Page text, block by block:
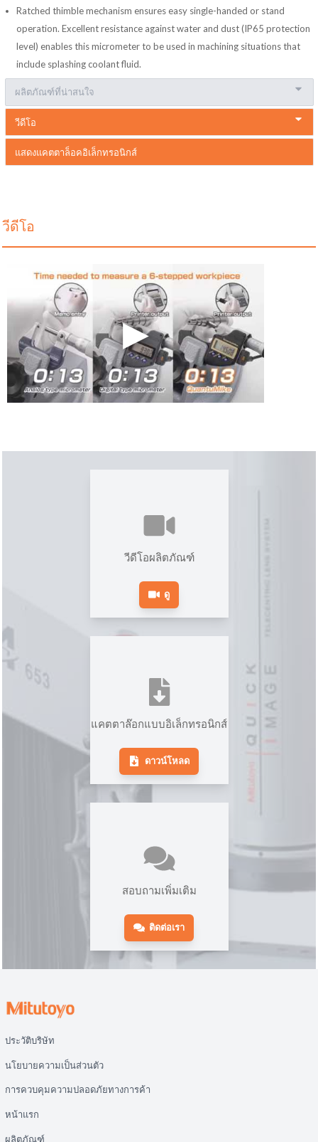
Ratched thimble mechanism ensures easy single-handed or stand
operation. Excellent resistance against water and dust (IP65 protection
level) enables this micrometer to be used in machining situations that
include splashing coolant fluid.
ผลิตภัณฑ์ที่น่าสนใจ
วีดีโอ
แสดงแคตตาล็อคอิเล็กทรอนิกส์
วีดีโอ
วีดีโอผลิตภัณฑ์
ดู
แคตตาล๊อกแบบอิเล็กทรอนิกส์
ดาวน์โหลด
สอบถามเพิ่มเติม
ติดต่อเรา
ประวัติบริษัท
นโยบายความเป็นส่วนตัว
การควบคุมความปลอดภัยทางการค้า
หน้าแรก
ผลิตภัณฑ์